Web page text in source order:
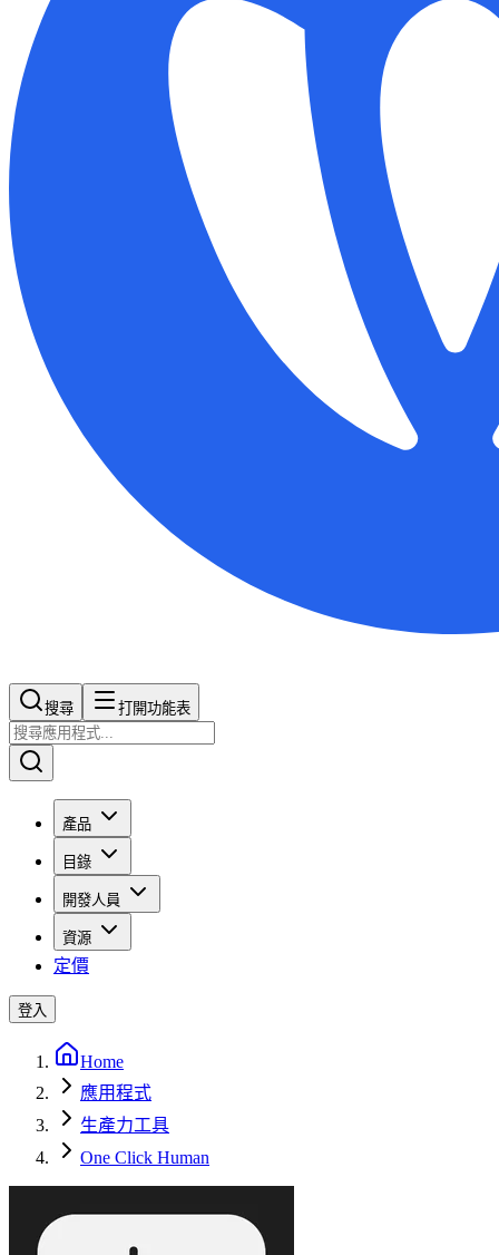
搜尋​​​​ 打開功能表
產品
目錄
開發人員
資源
定價
登入
Home
應用程式
生產力工具
One Click Human